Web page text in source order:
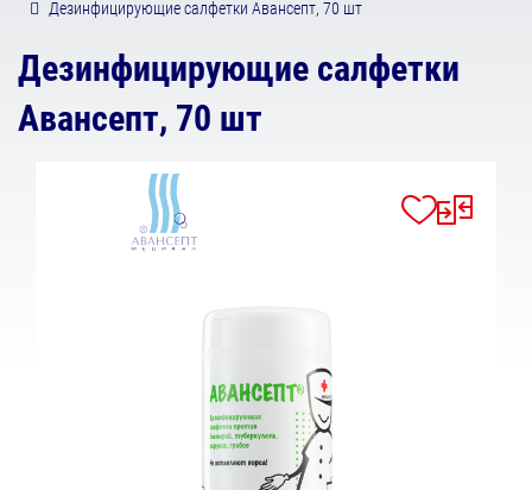
Дезинфицирующие салфетки Авансепт, 70 шт
Дезинфицирующие салфетки
Авансепт, 70 шт